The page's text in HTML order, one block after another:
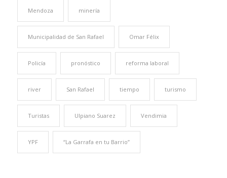
Mendoza minería
Municipalidad de San Rafael Omar Félix
Policía pronóstico reforma laboral
river San Rafael tiempo turismo
Turistas Ulpiano Suarez Vendimia
YPF “La Garrafa en tu Barrio”